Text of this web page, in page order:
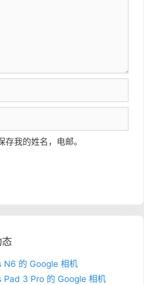
存我的姓名，电邮。
N6 的 Google 相机
Pad 3 Pro 的 Google 相机